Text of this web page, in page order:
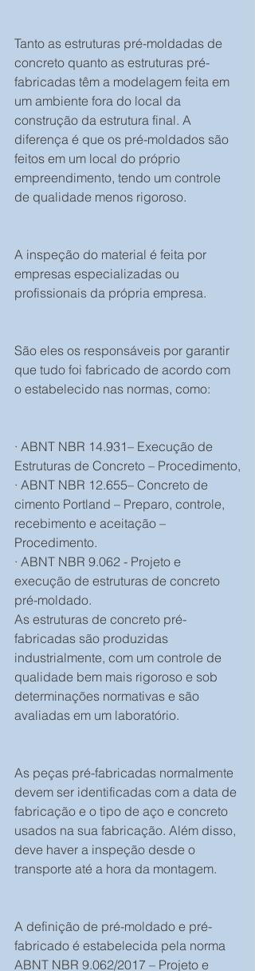
Tanto as estruturas pré-moldadas de
concreto quanto as estruturas pré-
fabricadas têm a modelagem feita em
um ambiente fora do local da
construção da estrutura final. A
diferença é que os pré-moldados são
feitos em um local do próprio
empreendimento, tendo um controle
de qualidade menos rigoroso.
A inspeção do material é feita por
empresas especializadas ou
profissionais da própria empresa.
São eles os responsáveis por garantir
que tudo foi fabricado de acordo com
o estabelecido nas normas, como:
· ABNT NBR 14.931– Execução de
Estruturas de Concreto – Procedimento,
· ABNT NBR 12.655– Concreto de
cimento Portland – Preparo, controle,
recebimento e aceitação –
Procedimento.
· ABNT NBR 9.062 - Projeto e
execução de estruturas de concreto
pré-moldado.
As estruturas de concreto pré-
fabricadas são produzidas
industrialmente, com um controle de
qualidade bem mais rigoroso e sob
determinações normativas e são
avaliadas em um laboratório.
As peças pré-fabricadas normalmente
devem ser identificadas com a data de
fabricação e o tipo de aço e concreto
usados na sua fabricação. Além disso,
deve haver a inspeção desde o
transporte até a hora da montagem.
A definição de pré-moldado e pré-
fabricado é estabelecida pela norma
ABNT NBR 9.062/2017 – Projeto e